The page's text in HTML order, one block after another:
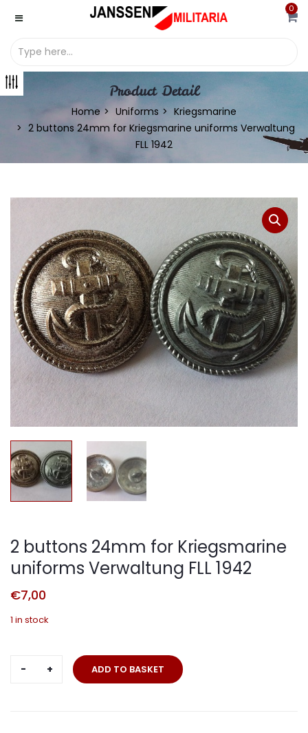
0
Product Detail
Home Uniforms
Kriegsmarine
2 buttons 24mm for Kriegsmarine uniforms Verwaltung
FLL 1942
2 buttons 24mm for Kriegsmarine
uniforms Verwaltung FLL 1942
€7,00
1 in stock
buttons
ADD TO BASKET